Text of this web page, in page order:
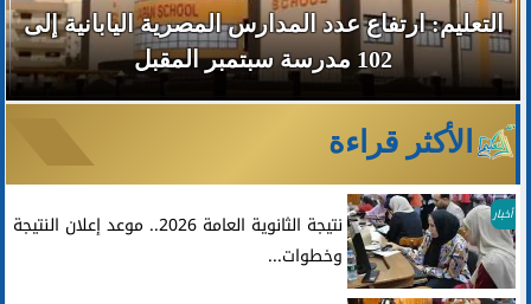
التعليم: ارتفاع عدد المدارس المصرية اليابانية إلى
102 مدرسة سبتمبر المقبل
الأكثر قراءة
أخبار
نتيجة الثانوية العامة 2026.. موعد إعلان النتيجة
وخطوات...